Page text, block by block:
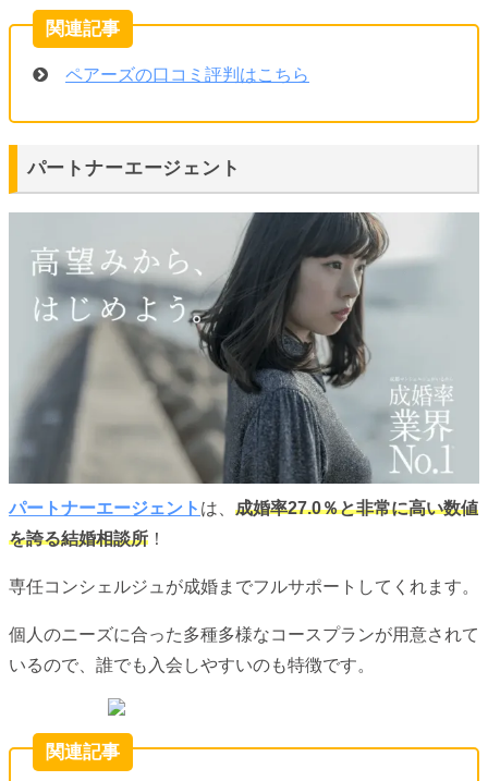
ペアーズの口コミ評判はこちら
パートナーエージェント
パートナーエージェント は、 成婚率27.0％と非常に高い数値
を誇る結婚相談所 ！
専任コンシェルジュが成婚までフルサポートしてくれます。
個人のニーズに合った多種多様なコースプランが用意されて
いるので、誰でも入会しやすいのも特徴です。